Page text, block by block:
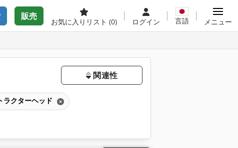
販売
お気に入りリスト (0) ログイン 言語 メニュー
関連性
ラクターヘッド